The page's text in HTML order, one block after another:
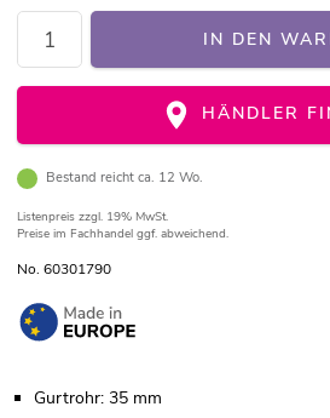
IN DEN
HÄNDLER
Bestand reicht ca. 12 Wo.
Listenpreis zzgl. 19% MwSt.
Preise im Fachhandel ggf. abweichend.
No. 60301790
Gurtrohr: 35 mm